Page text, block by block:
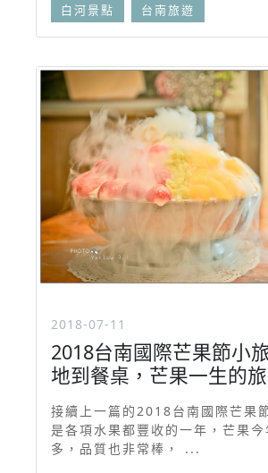
白河景點 台南旅遊
2018-07-11
2018台南國際芒果節小
地到餐桌，芒果一生的
接續上一篇的2018台南國際芒果
是各項水果都豐收的一年，芒果今
多，品質也非常棒， ...